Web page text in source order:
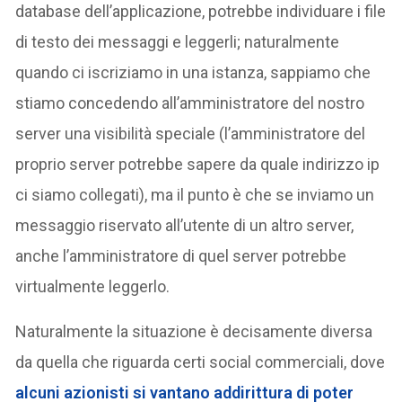
database dell’applicazione, potrebbe individuare i file
di testo dei messaggi e leggerli; naturalmente
quando ci iscriziamo in una istanza, sappiamo che
stiamo concedendo all’amministratore del nostro
server una visibilità speciale (l’amministratore del
proprio server potrebbe sapere da quale indirizzo ip
ci siamo collegati), ma il punto è che se inviamo un
messaggio riservato all’utente di un altro server,
anche l’amministratore di quel server potrebbe
virtualmente leggerlo.
Naturalmente la situazione è decisamente diversa
da quella che riguarda certi social commerciali, dove
alcuni azionisti si vantano addirittura di poter